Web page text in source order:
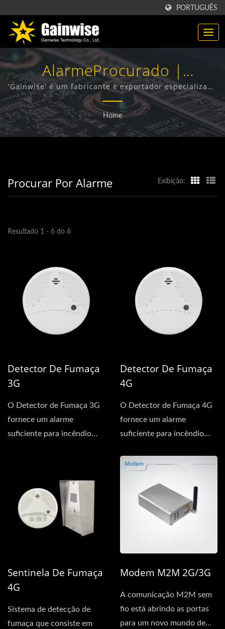
PORTUGUÊS
AlarmeProcurado |
Fabricante De Produtos De
Telecomunicações 'Made In
Taiwan' | 'Gainwise
'Gainwise' é um fabricante e exportador especializado
no design, desenvolvimento e fabricação de Terminais
Sem Fio Fixos, Interfone 4G, Abre-portões 4G e
Detector de Fumaça 4G.
Home
Procurar Por Alarme Exibição:
Resultado 1 - 6 do 6
Detector De Fumaça
3G
O Detector de Fumaça 3G
fornece um alarme
suficiente para incêndio
Detector De Fumaça
4G
O Detector de Fumaça 4G
fornece um alarme
suficiente para incêndio
cabos...
Sentinela De Fumaça
4G
Sistema de detecção de
fumaça que consiste em
Modem M2M 2G/3G
A comunicação M2M sem
fio está abrindo as portas
para um novo mundo de